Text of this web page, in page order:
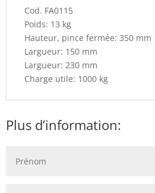
Cod. FA0115
Poids: 13 kg
Hauteur, pince fermée: 350 mm
Largueur: 150 mm
Largueur: 230 mm
Charge utile: 1000 kg
Plus d’information: